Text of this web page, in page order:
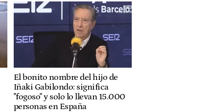
El bonito nombre del hijo de
Iñaki Gabilondo: significa
"fogoso" y solo lo llevan 15.000
personas en España